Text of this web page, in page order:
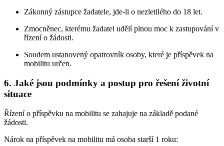
Zákonný zástupce žadatele, jde-li o nezletilého do 18 let.
Zmocněnec, kterému žadatel udělí plnou moc k zastupování v
řízení o žádosti.
Soudem ustanovený opatrovník osoby, které je příspěvek na
mobilitu určen.
6. Jaké jsou podmínky a postup pro řešení životní
situace
Řízení o příspěvku na mobilitu se zahajuje na základě podané
žádosti.
Nárok na příspěvek na mobilitu má osoba starší 1 roku: